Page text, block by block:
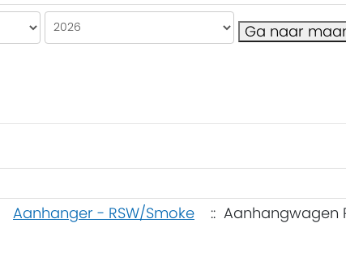
Ga naar
Aanhanger - RSW/Smoke :: Aanhangwagen